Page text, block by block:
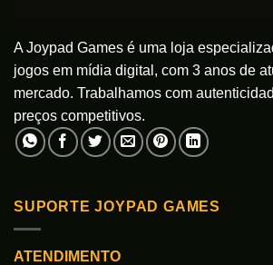
A Joypad Games é uma loja
jogos em mídia digital, com 3 anos de
mercado. Trabalhamos com
preços competitivos.
SUPORTE JOYPAD GAMES
ATENDIMENTO